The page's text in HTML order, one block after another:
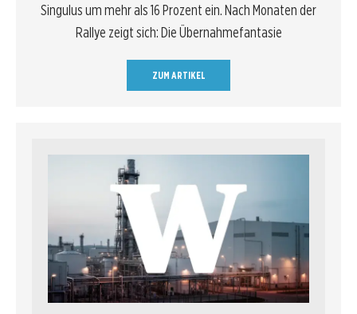
Singulus um mehr als 16 Prozent ein. Nach Monaten der
Rallye zeigt sich: Die Übernahmefantasie
ZUM ARTIKEL